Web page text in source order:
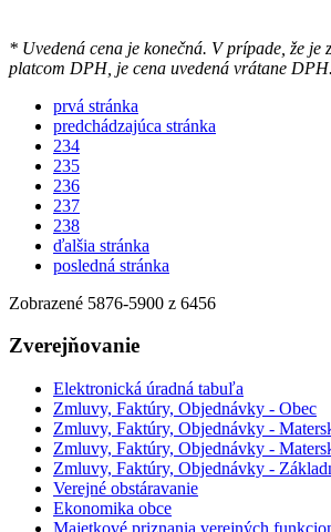
* Uvedená cena je konečná. V prípade, že je
platcom DPH, je cena uvedená vrátane DPH.
prvá stránka
predchádzajúca stránka
234
235
236
237
238
ďalšia stránka
posledná stránka
Zobrazené 5876-5900 z 6456
Zverejňovanie
Elektronická úradná tabuľa
Zmluvy, Faktúry, Objednávky - Obec
Zmluvy, Faktúry, Objednávky -
Zmluvy, Faktúry, Objednávky -
Zmluvy, Faktúry, Objednávky -
Verejné obstáravanie
Ekonomika obce